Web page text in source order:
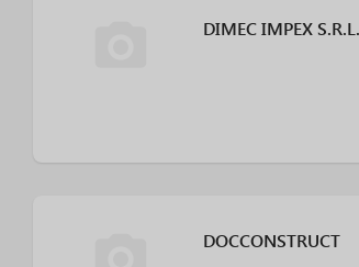
DIMEC IMPEX S.R.L.
DOCCONSTRUCT